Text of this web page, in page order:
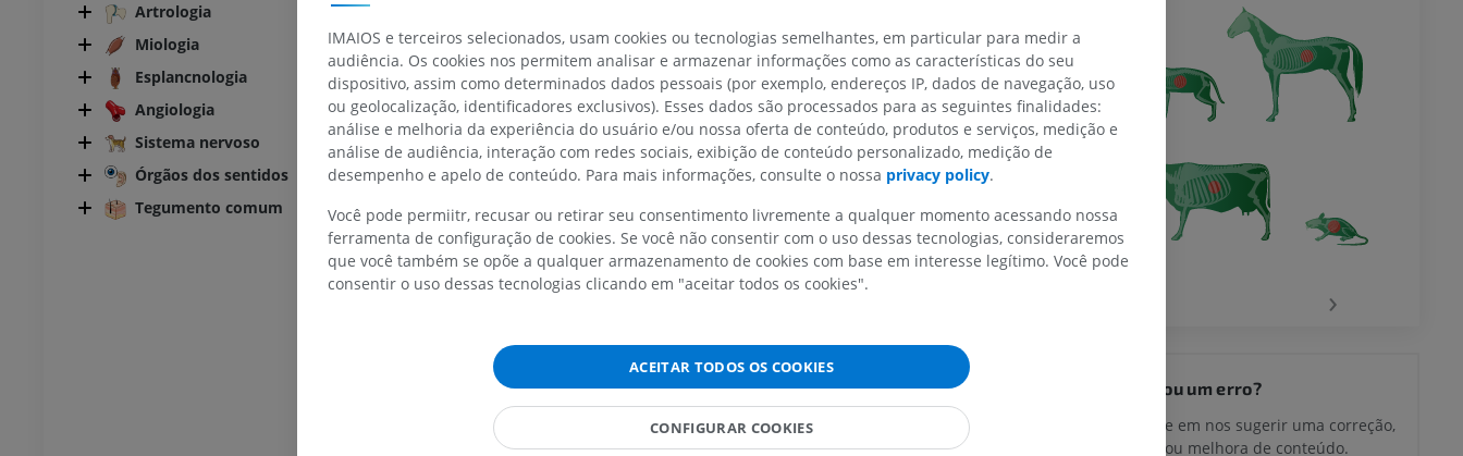
Artrologia
Miologia
Esplancnologia
Angiologia
Sistema nervoso
Órgãos dos sentidos
Tegumento comum
- Pelve Cavalo - carpo
TC
PREMIUM
Cavalo – Miologia
Ilustrações
PREMIUM
Cavalo - Dedo
IRM
PREMIUM
Cavalo - Cabeça
›
Encontrou um erro?
Não hesite em nos sugerir uma correção,
tradução ou melhora de conteúdo.
IMAIOS e terceiros selecionados, usam cookies ou tecnologias semelhantes, em particular para medir a
audiência. Os cookies nos permitem analisar e armazenar informações como as características do seu
dispositivo, assim como determinados dados pessoais (por exemplo, endereços IP, dados de navegação, uso
ou geolocalização, identificadores exclusivos). Esses dados são processados para as seguintes finalidades:
análise e melhoria da experiência do usuário e/ou nossa oferta de conteúdo, produtos e serviços, medição e
análise de audiência, interação com redes sociais, exibição de conteúdo personalizado, medição de
desempenho e apelo de conteúdo. Para mais informações, consulte o nossa privacy policy.
Você pode permiitr, recusar ou retirar seu consentimento livremente a qualquer momento acessando nossa
ferramenta de configuração de cookies. Se você não consentir com o uso dessas tecnologias, consideraremos
que você também se opõe a qualquer armazenamento de cookies com base em interesse legítimo. Você pode
consentir o uso dessas tecnologias clicando em "aceitar todos os cookies".
ACEITAR TODOS OS COOKIES
CONFIGURAR COOKIES